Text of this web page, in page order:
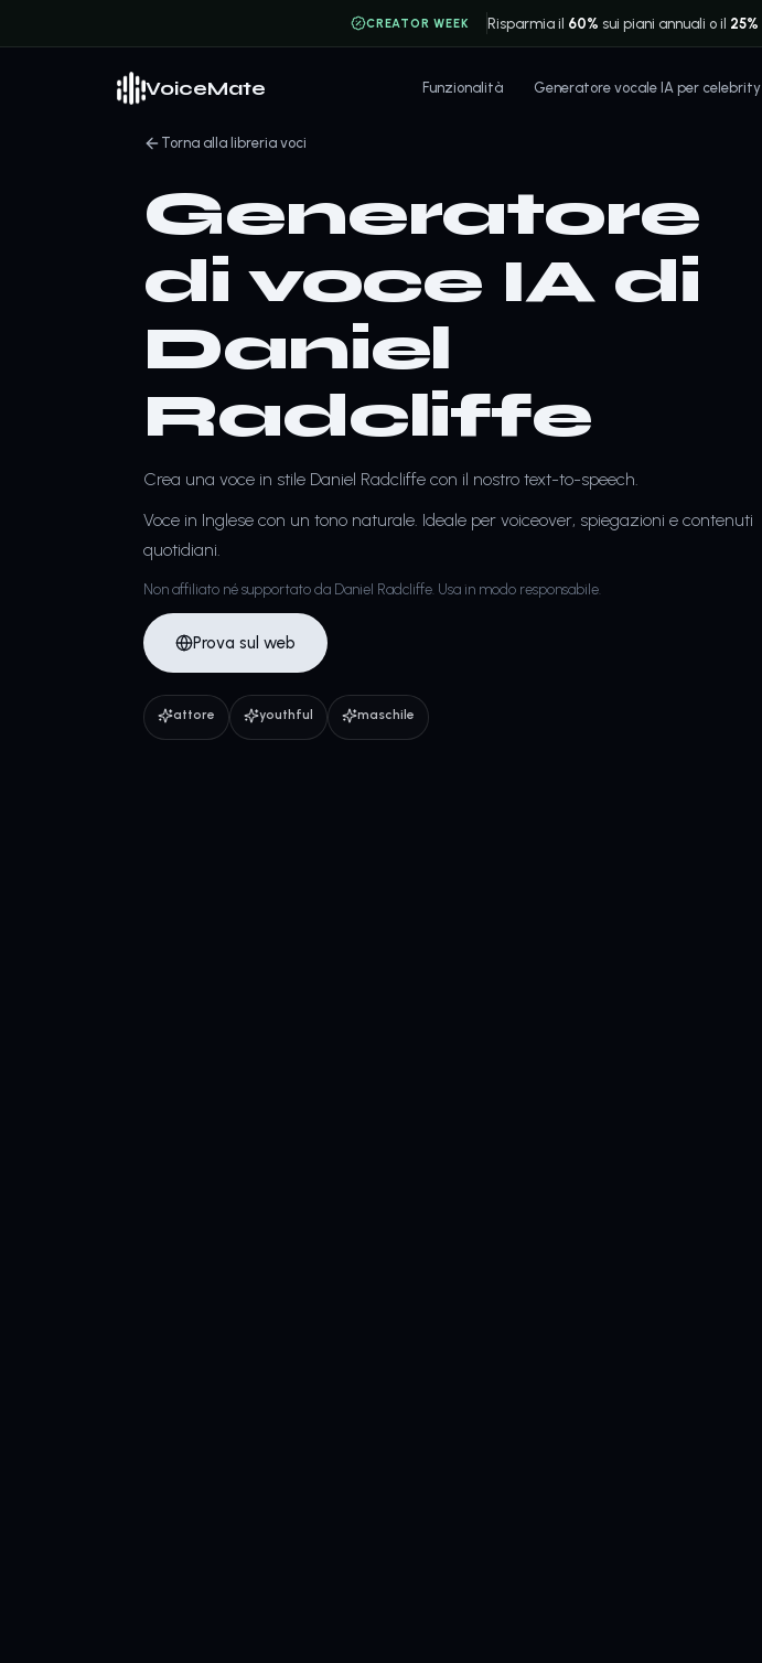
CREATOR WEEK Risparmia il 60% sui piani annuali o il 25%
VoiceMate Funzionalità Generatore vocale IA per celebrity
Torna alla libreria voci
Generatore
di voce IA di
Daniel
Radcliffe
Crea una voce in stile Daniel Radcliffe con il nostro text-to-speech.
Voce in Inglese con un tono naturale. Ideale per voiceover, spiegazioni e contenuti
quotidiani.
Non affiliato né supportato da Daniel Radcliffe. Usa in modo responsabile.
Prova sul web
attore youthful maschile